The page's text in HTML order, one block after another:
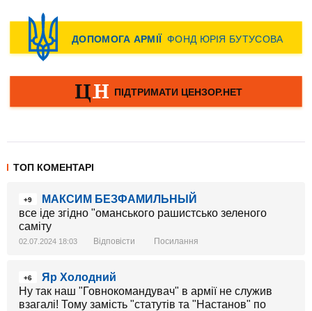
ТОП КОМЕНТАРІ
+9
МАКСИМ БЕЗФАМИЛЬНЫЙ
все іде згідно "оманського рашистсько зеленого
саміту
02.07.2024 18:03 Відповісти Посилання
+6
Яр Холодний
Ну так наш "Говнокомандувач" в армії не служив
взагалі! Тому замість "статутів та "Настанов" по